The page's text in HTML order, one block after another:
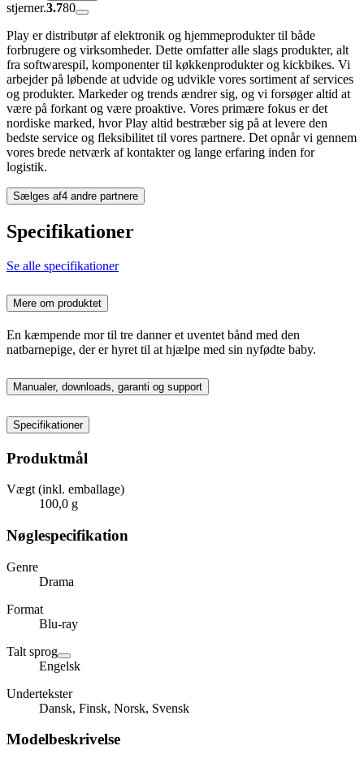
stjerner.3.780
Play er distributør af elektronik og hjemmeprodukter til både
forbrugere og virksomheder. Dette omfatter alle slags produkter, alt
fra softwarespil, komponenter til køkkenprodukter og kickbikes. Vi
arbejder på løbende at udvide og udvikle vores sortiment af services
og produkter. Markeder og trends ændrer sig, og vi forsøger altid at
være på forkant og være proaktive. Vores primære fokus er det
nordiske marked, hvor Play altid bestræber sig på at levere den
bedste service og fleksibilitet til vores partnere. Det opnår vi gennem
vores brede netværk af kontakter og lange erfaring inden for
logistik.
Sælges af4 andre partnere
Specifikationer
Se alle specifikationer
Mere om produktet
En kæmpende mor til tre danner et uventet bånd med den
natbarnepige, der er hyret til at hjælpe med sin nyfødte baby.
Manualer, downloads, garanti og support
Specifikationer
Produktmål
Vægt (inkl. emballage)
100,0 g
Nøglespecifikation
Genre
Drama
Format
Blu-ray
Talt sprog
Engelsk
Undertekster
Dansk, Finsk, Norsk, Svensk
Modelbeskrivelse